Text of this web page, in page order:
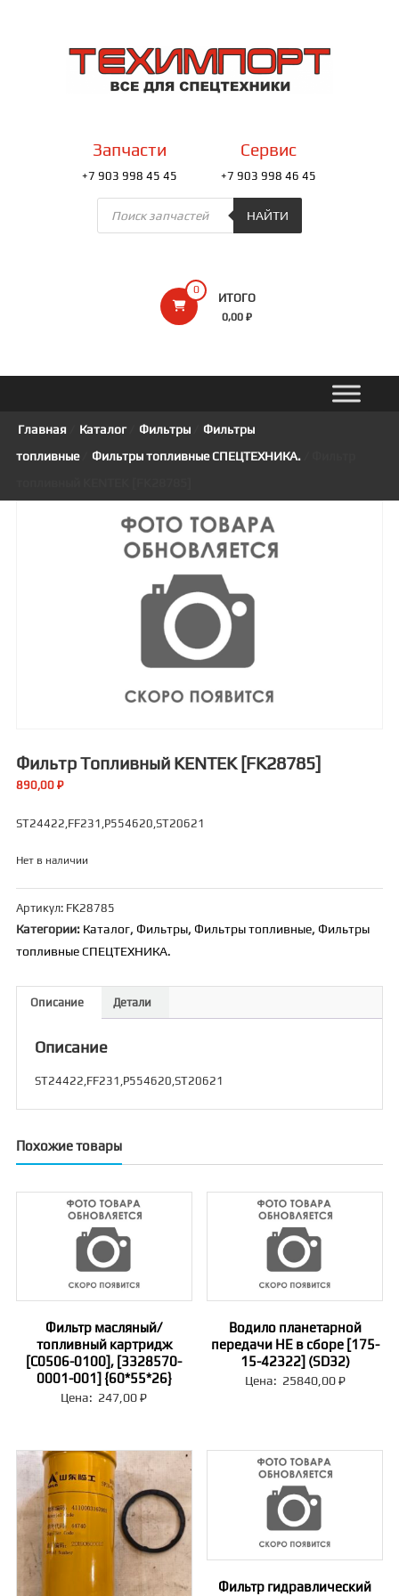
содержимомуТЕХИМПОРТ
Всё
0
ИТОГО
0,00 ₽
Запчасти
+7 903 998 45 45
Сервис
+7 903 998 46 45
Поиск
товаров
НАЙТИ
Главная Каталог/ Фильтры/
Фильтры
топливные/ Фильтры топливные СПЕЦТЕХНИКА./ Фильтр
Фильтр Топливный KENTEK [FK28785]
890,00 ₽
ST24422,FF231,P554620,ST20621
Нет в наличии
Артикул: FK28785
Категории: Каталог, Фильтры, Фильтры топливные, Фильтры
топливные СПЕЦТЕХНИКА.
Описание Детали
Описание
ST24422,FF231,P554620,ST20621
Похожие товары
Фильтр масляный/
топливный картридж
[C0506-0100], [3328570-
0001-001] {60*55*26}
Цена: 247,00₽
Водило планетарной
передачи НЕ в сборе [175-
15-42322] (SD32)
Цена: 25840,00₽
Фильтр гидравлический